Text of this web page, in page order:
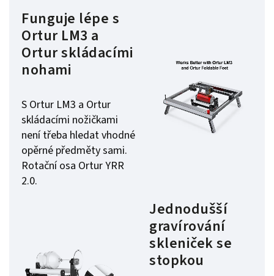
Funguje lépe s
Ortur LM3 a
Ortur skládacími
nohami
S Ortur LM3 a Ortur
skládacími nožičkami
není třeba hledat vhodné
opěrné předměty sami.
Rotační osa Ortur YRR
2.0.
Jednodušší
gravírování
skleniček se
stopkou